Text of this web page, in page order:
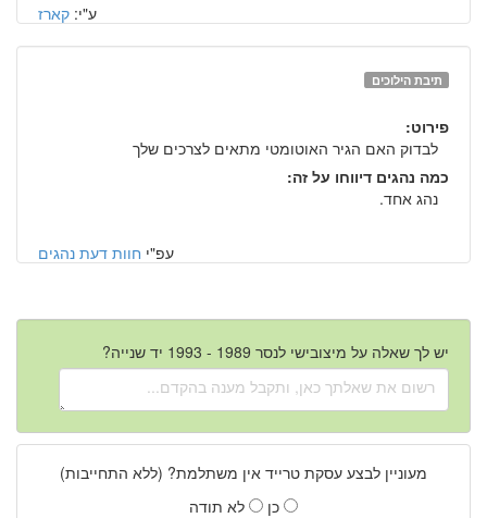
ע"י: קארז
תיבת הילוכים
פירוט:
לבדוק האם הגיר האוטומטי מתאים לצרכים שלך
כמה נהגים דיווחו על זה:
נהג אחד.
עפ"י חוות דעת נהגים
יש לך שאלה על מיצובישי לנסר 1989 - 1993 יד שנייה?
מעוניין לבצע עסקת טרייד אין משתלמת? (ללא התחייבות)
כן
לא תודה